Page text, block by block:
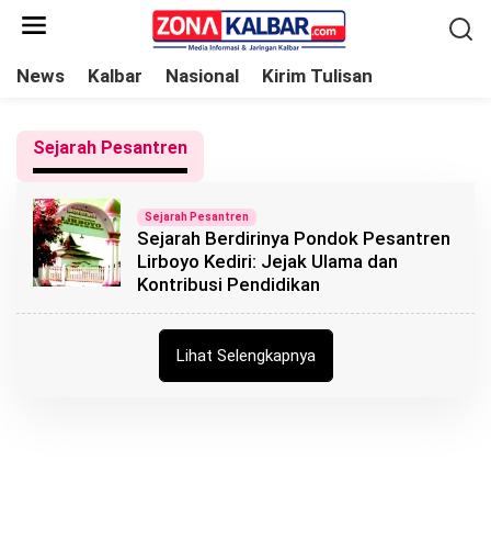
News Kalbar Nasional Kirim Tulisan
Sejarah Pesantren
Sejarah Pesantren
Sejarah Berdirinya Pondok Pesantren
Lirboyo Kediri: Jejak Ulama dan
Kontribusi Pendidikan
Lihat Selengkapnya